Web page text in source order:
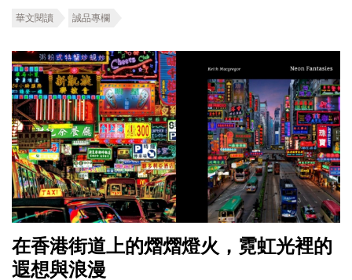
華文閱讀 誠品專欄
在香港街道上的熠熠燈火，霓虹光裡的
遐想與浪漫